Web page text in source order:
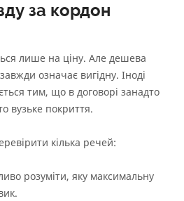
за кордон
лише на ціну. Але дешева
означає вигідну. Іноді
тим, що в договорі занадто
вузьке покриття.
кілька речей:
розуміти, яку максимальну